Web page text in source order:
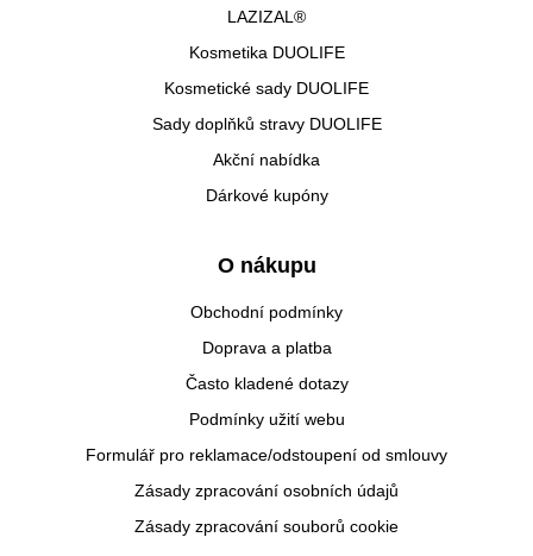
LAZIZAL®
Kosmetika DUOLIFE
Kosmetické sady DUOLIFE
Sady doplňků stravy DUOLIFE
Akční nabídka
Dárkové kupóny
O nákupu
Obchodní podmínky
Doprava a platba
Často kladené dotazy
Podmínky užití webu
Formulář pro reklamace/odstoupení od smlouvy
Zásady zpracování osobních údajů
Zásady zpracování souborů cookie